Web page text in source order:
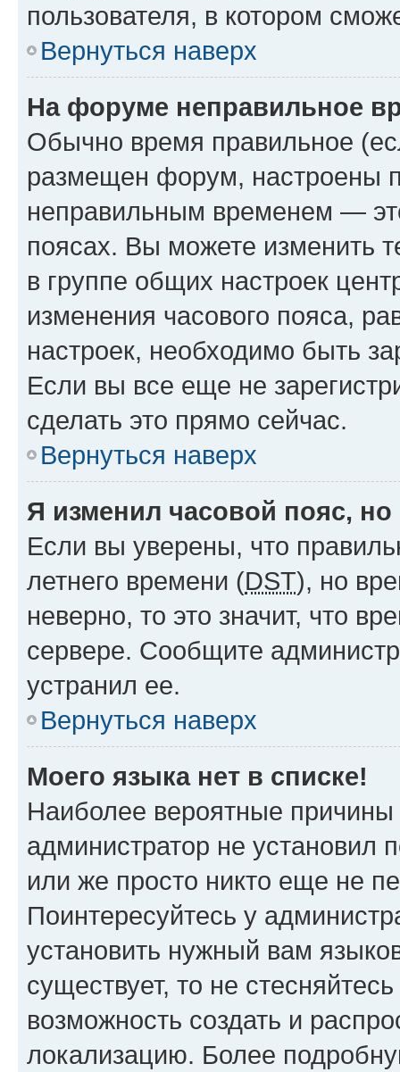
пользователя, в котором
Вернуться наверх
На форуме неправильное
Обычно время правильное
размещен форум, настроены
неправильным временем —
поясах. Вы можете изменить
в группе общих настроек
изменения часового пояса,
настроек, необходимо быть
Если вы все еще не
сделать это прямо сейчас.
Вернуться наверх
Я изменил часовой пояс,
Если вы уверены, что
летнего времени (DST), но
неверно, то это значит, что
сервере. Сообщите
устранил ее.
Вернуться наверх
Моего языка нет в списке!
Наиболее вероятные причины
администратор не установил
или же просто никто еще не
Поинтересуйтесь у
установить нужный вам
существует, то не
возможность создать и
локализацию. Более